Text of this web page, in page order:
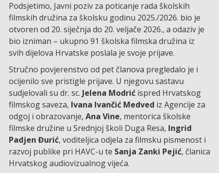
Podsjetimo, Javni poziv za poticanje rada školskih
filmskih družina za školsku godinu 2025./2026. bio je
otvoren od 20. siječnja do 20. veljače 2026., a odaziv je
bio izniman – ukupno 91 školska filmska družina iz
svih dijelova Hrvatske poslala je svoje prijave.
Stručno povjerenstvo od pet članova pregledalo je i
ocijenilo sve pristigle prijave. U njegovu sastavu
sudjelovali su dr. sc. Jelena Modrić ispred Hrvatskog
filmskog saveza, Ivana Ivančić Medved iz Agencije za
odgoj i obrazovanje, Ana Vine, mentorica školske
filmske družine u Srednjoj školi Duga Resa, Ingrid
Padjen Đurić, voditeljica odjela za filmsku pismenost i
razvoj publike pri HAVC-u te Sanja Zanki Pejić, članica
Hrvatskog audiovizualnog vijeća.